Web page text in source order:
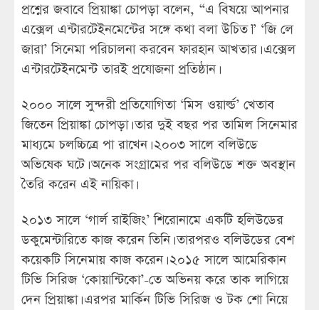
প্রশ্নের জবাবে প্রিয়াঙ্কা চোপড়া বলেন, “এ বিষয়ে আপনার
এক্সেল এন্টারটেইনমেন্টের সঙ্গে কথা বলা উচিত।” ‘জি লে
জারা’ সিনেমা পরিচালনা করবেন ফারহান আখতার। এক্সেল
এন্টারটেইনমেন্ট তারই প্রযোজনা প্রতিষ্ঠান।
২০০০ সালে সুন্দরী প্রতিযোগিতা ‘মিস ওয়ার্ল্ড’ খেতাব
জিতেন প্রিয়াঙ্কা চোপড়া। তার দুই বছর পর তামিল সিনেমার
মাধ্যমে চলচ্চিত্রে পা রাখেন। ২০০৩ সালে বলিউডে
অভিষেক ঘটে। অনেক সংগ্রামের পর বলিউডে শক্ত অবস্থান
তৈরি করেন এই নায়িকা।
২০১৩ সালে ‘গার্ল রাইজিং’ শিরোনামে একটি হলিউডের
ডকুমেন্টারিতে কাজ করেন তিনি। তারপরও বলিউডের বেশ
কয়েকটি সিনেমায় কাজ করেন। ২০১৫ সালে আমেরিকান
টিভি সিরিজ ‘কোয়ান্টিকো’-তে অভিনয় করে তাক লাগিয়ে
দেন প্রিয়াঙ্কা। এরপর মার্কিন টিভি সিরিজ ও টক শো নিয়ে